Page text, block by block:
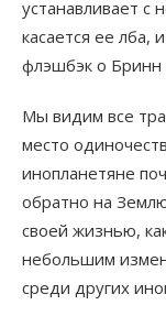
устанавливает с
касается ее лба,
флэшбэк о
Мы видим все
место
инопланетяне
обратно на
своей жизнью,
небольшим
среди других